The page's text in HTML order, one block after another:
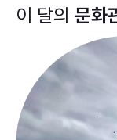
이 달의 문화